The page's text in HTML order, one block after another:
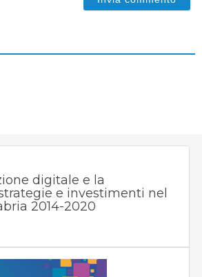
digitale e la
e investimenti nel
2014-2020